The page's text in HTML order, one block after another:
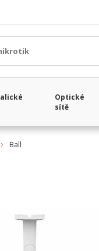
Optické
sítě
Ball